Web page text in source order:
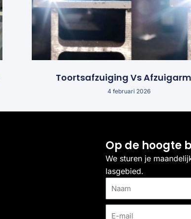
Toortsafzuiging Vs
4 februari 2026
Op de hoogte
We sturen je
lasgebied.